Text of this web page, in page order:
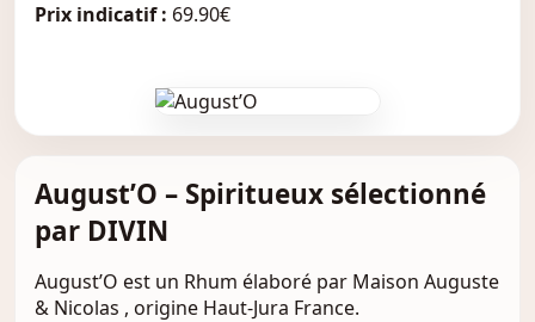
Prix indicatif : 69.90€
August’O – Spiritueux sélectionné
par DIVIN
August’O est un Rhum élaboré par Maison Auguste
& Nicolas , origine Haut-Jura France.